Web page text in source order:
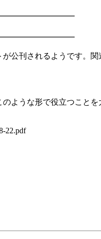
公刊されるようです。
ような形で役立つことを
22.pdf